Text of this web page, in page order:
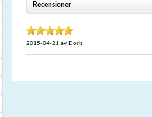
Recensioner
2015-04-21 av Doris